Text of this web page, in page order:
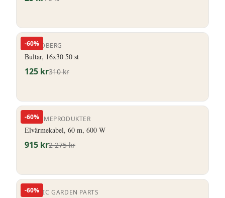
-60%
P LINDBERG
Bultar, 16x30 50 st
125 kr310kr
-60%
ELVÄRMEPRODUKTER
Elvärmekabel, 60 m, 600 W
915 kr2 275kr
-60%
NORDIC GARDEN PARTS